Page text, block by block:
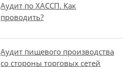
Аудит по ХАССП. Как
проводить?
Аудит пищевого производства
со стороны торговых сетей